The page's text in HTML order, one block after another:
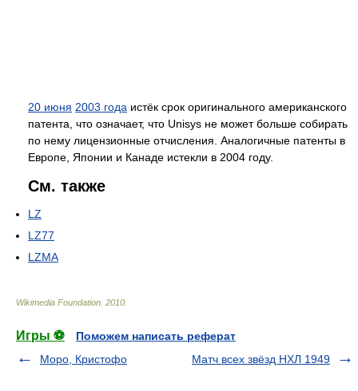
20 июня 2003 года истёк срок оригинального американского
патента, что означает, что Unisys не может больше собирать
по нему лицензионные отчисления. Аналогичные патенты в
Европе, Японии и Канаде истекли в 2004 году.
См. также
LZ
LZ77
LZMA
Wikimedia Foundation 2010
Игры ⚽
Поможем написать реферат
Моро, Кристофо
Матч всех звёзд НХЛ 1949